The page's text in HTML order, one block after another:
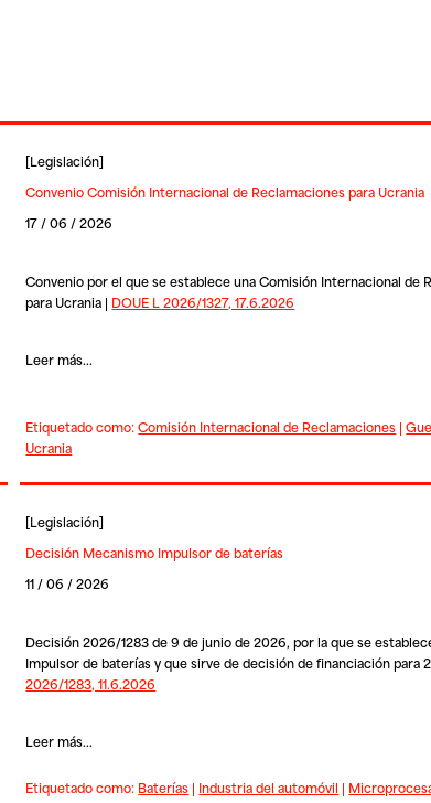
[Legislación]
Convenio Comisión Internacional de Reclamaciones para Ucrania
17 / 06 / 2026
Convenio por el que se establece una Comisión Internacional de
para Ucrania | DOUE L 2026/1327, 17.6.2026
Leer más...
Etiquetado como:Comisión Internacional de Reclamaciones |
Ucrania
[Legislación]
Decisión Mecanismo Impulsor de baterías
11 / 06 / 2026
Decisión 2026/1283 de 9 de junio de 2026, por la que se
Impulsor de baterías y que sirve de decisión de financiación para
2026/1283, 11.6.2026
Leer más...
Etiquetado como: Baterías | Industria del automóvil |